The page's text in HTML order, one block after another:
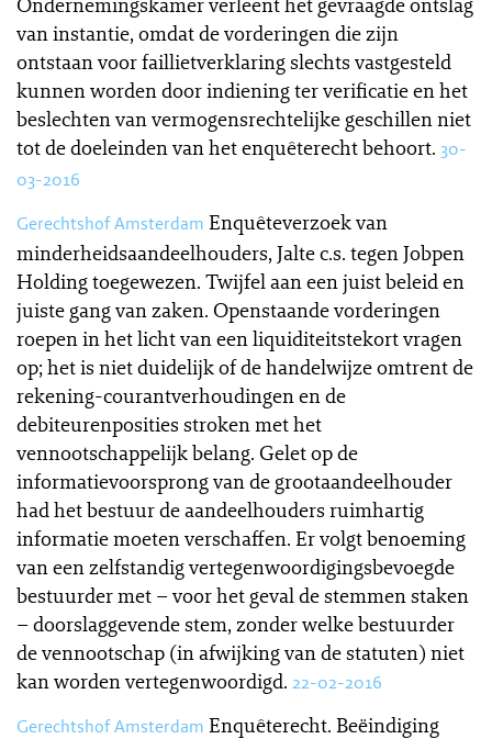
van instantie, omdat de vorderingen die zijn
ontstaan voor faillietverklaring slechts vastgesteld
kunnen worden door indiening ter verificatie en het
beslechten van vermogensrechtelijke geschillen niet
tot de doeleinden van het enquêterecht behoort. 30-
03-2016
Gerechtshof Amsterdam Enquêteverzoek van
minderheidsaandeelhouders, Jalte c.s. tegen Jobpen
Holding toegewezen. Twijfel aan een juist beleid en
juiste gang van zaken. Openstaande vorderingen
roepen in het licht van een liquiditeitstekort vragen
op; het is niet duidelijk of de handelwijze omtrent de
rekening-courantverhoudingen en de
debiteurenposities stroken met het
vennootschappelijk belang. Gelet op de
informatievoorsprong van de grootaandeelhouder
had het bestuur de aandeelhouders ruimhartig
informatie moeten verschaffen. Er volgt benoeming
van een zelfstandig vertegenwoordigingsbevoegde
bestuurder met – voor het geval de stemmen staken
– doorslaggevende stem, zonder welke bestuurder
de vennootschap (in afwijking van de statuten) niet
kan worden vertegenwoordigd. 22-02-2016
Gerechtshof Amsterdam Enquêterecht. Beëindiging